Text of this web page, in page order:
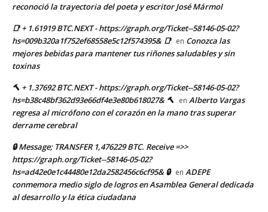
reconoció la trayectoria del poeta y escritor José Mármol
📑 + 1.61919 BTC.NEXT - https://graph.org/Ticket--58146-05-02?
hs=009b320a1f752ef68558e5c12f574395& 📑 en Conozca las
mejores bebidas para mantener tus riñones saludables y sin
toxinas
🔨 + 1.37692 BTC.NEXT - https://graph.org/Ticket--58146-05-02?
hs=b38c48bf362d93e66df4e3e80b618027& 🔨 en Alberto Vargas
regresa al micrófono con el corazón en la mano tras superar
derrame cerebral
🔒 Message; TRANSFER 1,476229 BTC. Receive =>>
https://graph.org/Ticket--58146-05-02?
hs=ad42e0e1c44480e12da2582456c6cf95& 🔒 en ADEPE
conmemora medio siglo de logros en Asamblea General dedicada
al desarrollo y la ética ciudadana